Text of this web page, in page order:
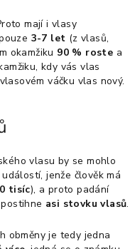
mají i vlasy
3-7 let (z vlasů,
okamžiku 90 % roste a
kdy vás vlas
váčku vlas nový.
vlasu by se mohlo
jenže člověk má
tisíc), a proto padání
asi stovku vlasů.
obměny je tedy jedna